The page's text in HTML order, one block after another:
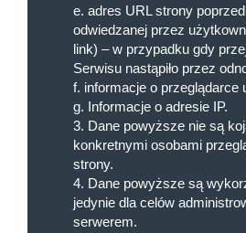
e. adres URL strony
odwiedzanej przez
link) – w przypadku gdy
Serwisu nastąpiło przez
f. informacje o przeglądarce
g. Informacje o adresie IP.
3. Dane powyższe nie są
konkretnymi osobami
strony.
4. Dane powyższe są
jedynie dla celów
serwerem.